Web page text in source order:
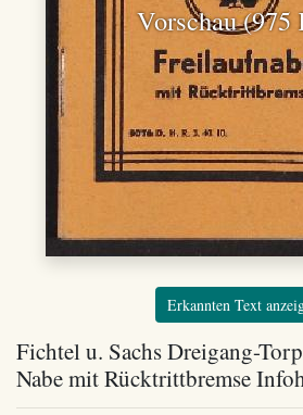
Vorschau
Erkannten Text
Fichtel u. Sachs Dreigang-
Nabe mit Rücktrittbremse